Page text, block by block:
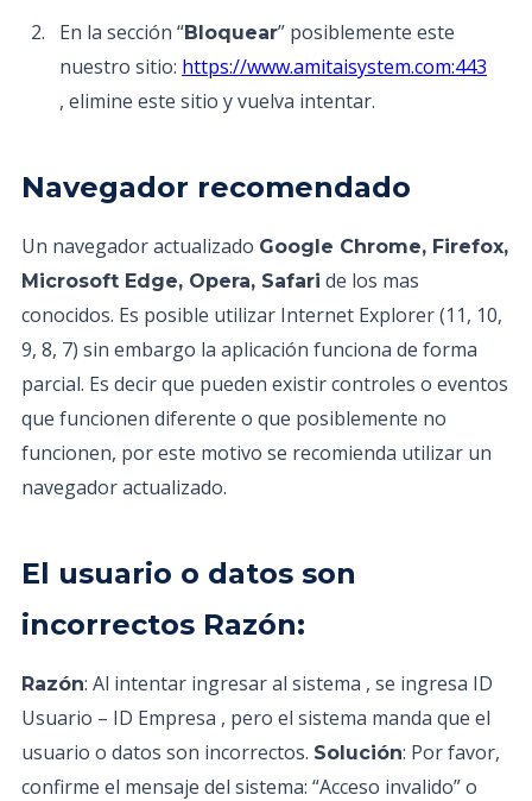
En la sección “Bloquear” posiblemente este
nuestro sitio: https://www.amitaisystem.com:443
, elimine este sitio y vuelva intentar.
Navegador recomendado
Un navegador actualizado Google Chrome, Firefox,
Microsoft Edge, Opera, Safari de los mas
conocidos. Es posible utilizar Internet Explorer (11, 10,
9, 8, 7) sin embargo la aplicación funciona de forma
parcial. Es decir que pueden existir controles o eventos
que funcionen diferente o que posiblemente no
funcionen, por este motivo se recomienda utilizar un
navegador actualizado.
El usuario o datos son
incorrectos Razón:
Razón: Al intentar ingresar al sistema , se ingresa ID
Usuario – ID Empresa , pero el sistema manda que el
usuario o datos son incorrectos. Solución: Por favor,
confirme el mensaje del sistema: “Acceso invalido” o